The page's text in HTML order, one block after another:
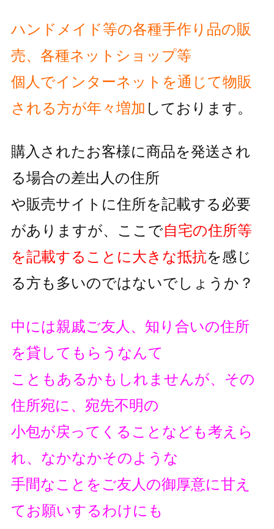
ハンドメイド等の各種手作り品の販
売、各種ネットショップ等
個人でインターネットを通じて物販
される方が年々増加 しております。
購入されたお客様に商品を発送され
る場合の差出人の住所
や販売サイトに住所を記載する必要
がありますが、 ここで自宅の住所等
を記載することに大きな抵抗を感じ
る方も多いのではないでしょうか？
中には親戚ご友人、知り合いの住所
を貸してもらうなんて
こともあるかもしれませんが、その
住所宛に、宛先不明の
小包が戻ってくることなども考えら
れ、なかなかそのような
手間なことをご友人の御厚意に甘え
てお願いするわけにも